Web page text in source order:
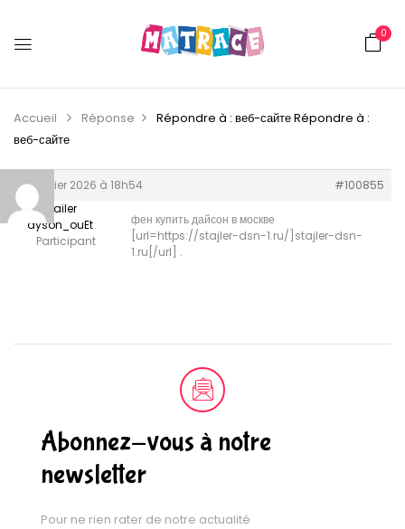
0
Accueil Réponse Répondre à : веб-сайтеRépondre à :
веб-сайте
7 janvier 2026 à 18h54
#100855
stailer
dyson_ouEt
Participant
фен купить дайсон в москве
[url=https://stajler-dsn-1.ru/]stajler-dsn-
1.ru[/url] .
Abonnez-vous à notre
newsletter
Pour ne rien rater de notre actualité